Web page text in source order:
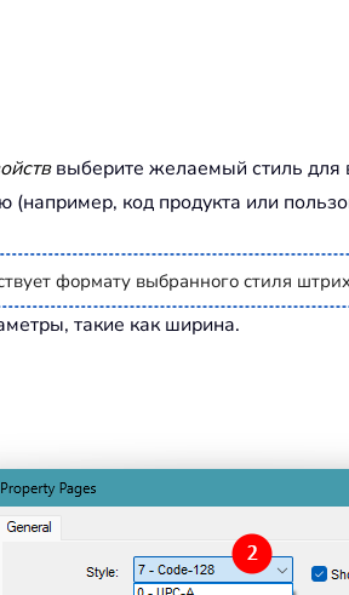
выберите желаемый стиль
код продукта или
формату выбранного стиля
такие как ширина.